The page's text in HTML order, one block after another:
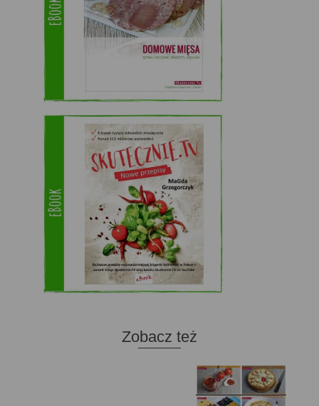
Zobacz też
Domowy ketchup (bez
cukru)
Tarta francuska z
cebulą i pomidorem